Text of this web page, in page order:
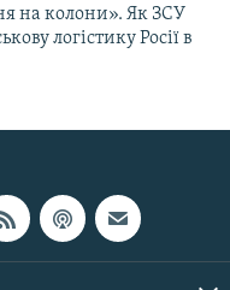
на колони». Як ЗСУ
логістику Росії в